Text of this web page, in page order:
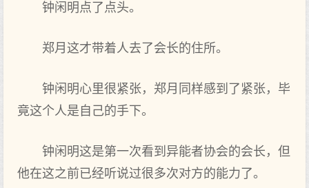
钟闲明点了点头。
郑月这才带着人去了会长的住所。
钟闲明心里很紧张，郑月同样感到了紧张，毕
竟这个人是自己的手下。
钟闲明这是第一次看到异能者协会的会长，但
他在这之前已经听说过很多次对方的能力了。